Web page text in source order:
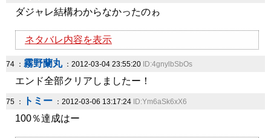
ダジャレ結構わからなかったのゎ
ネタバレ内容を表示
74 ： 霧野蘭丸：2012-03-04 23:55:20 ID:4gnylbSbOs
エンド全部クリアしましたー！
75 ： トミー ：2012-03-06 13:17:24 ID:Ym6aSk6xX6
100％達成はー